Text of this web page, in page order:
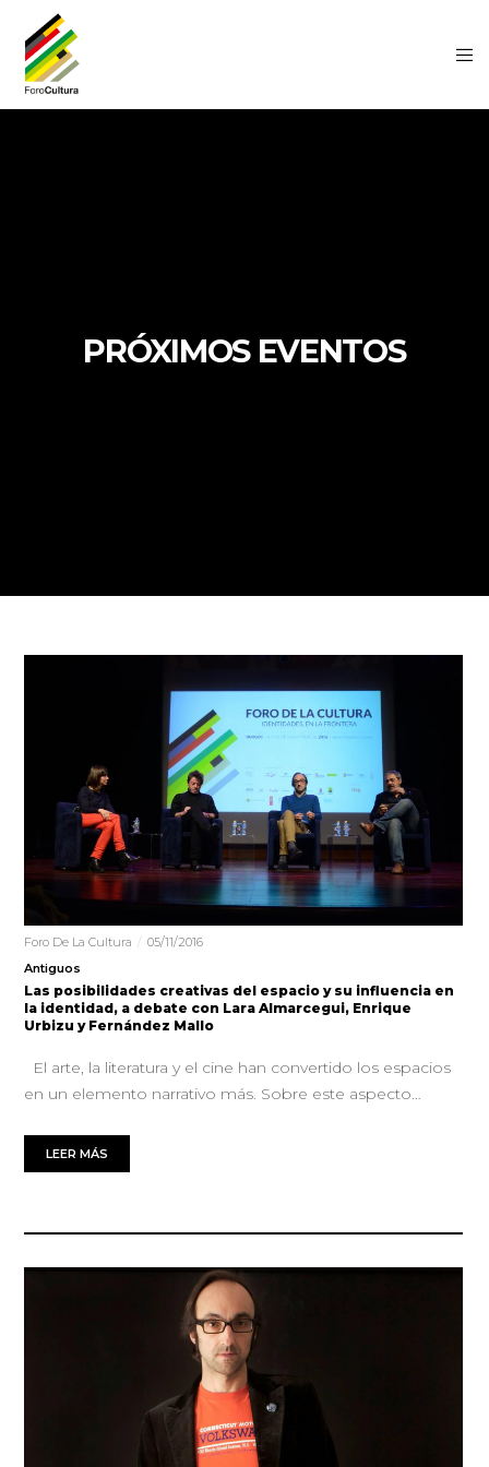
PRÓXIMOS EVENTOS
Foro De La Cultura
05/11/2016
Antiguos
Las posibilidades creativas del espacio y su influencia en
la identidad, a debate con Lara Almarcegui, Enrique
Urbizu y Fernández Mallo
El arte, la literatura y el cine han convertido los espacios
en un elemento narrativo más. Sobre este aspecto…
LEER MÁS